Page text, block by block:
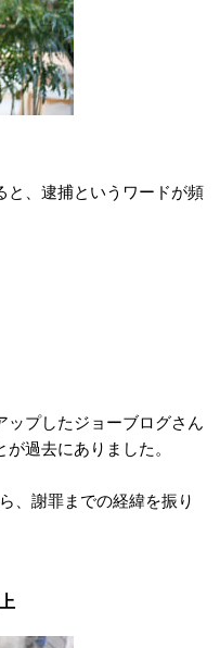
と、逮捕というワードが頻
ップしたジョーブログさん
過去にありました。
、謝罪までの経緯を振り